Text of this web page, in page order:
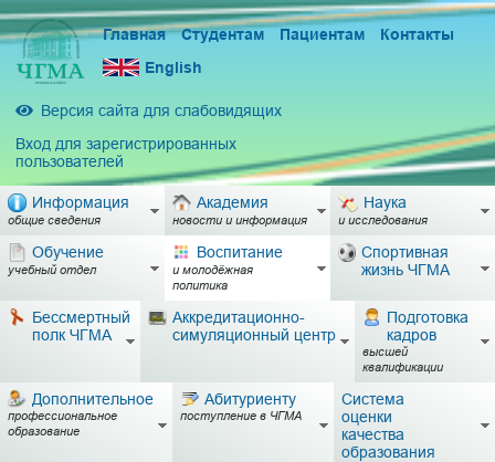
Главная Студентам Пациентам
Контакты
English
Версия сайта для слабовидящих
Вход для зарегистрированных
пользователей
Информация
общие сведения
Академия
новости и информация
Наука
и исследования
Обучение
учебный отдел
Воспитание
и молодёжная
политика
Спортивная
жизнь ЧГМА
Бессмертный
полк ЧГМА
Аккредитационно-
симуляционный центр
Подготовка
кадров
высшей
квалификации
Дополнительное
профессиональное
образование
Абитуриенту
поступление в ЧГМА
Система
оценки
качества
образования